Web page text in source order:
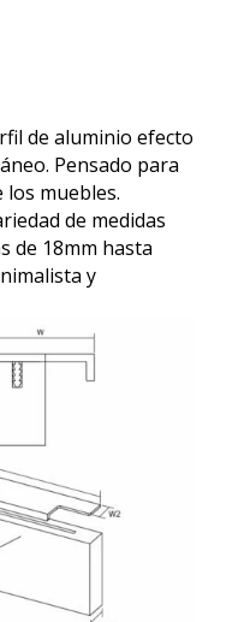
de aluminio efecto
Pensado para
los muebles.
de medidas
de 18mm hasta
y